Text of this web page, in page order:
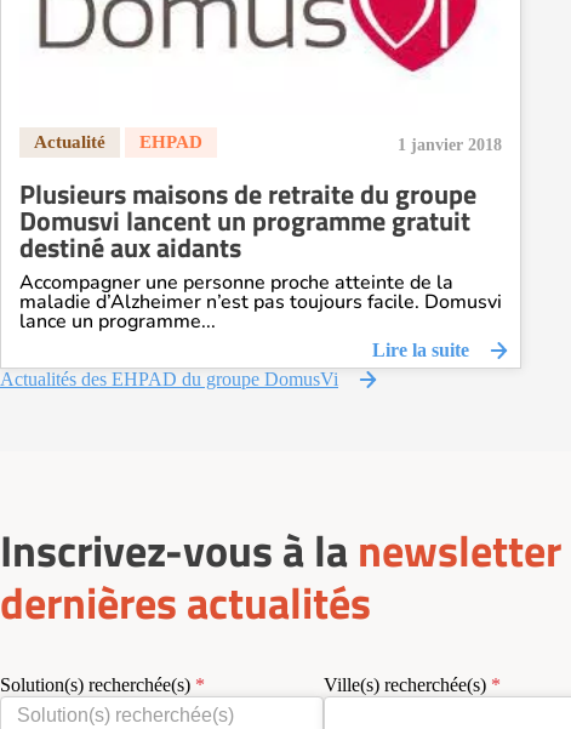
1 janvier 2018
Plusieurs maisons de retraite du groupe
Domusvi lancent un programme gratuit
destiné aux aidants
Accompagner une personne proche atteinte de la
maladie d’Alzheimer n’est pas toujours facile. Domusvi
lance un programme...
Lire la suite
Actualités des EHPAD du groupe DomusVi
Inscrivez-vous à lanewsletter
dernières actualités
Solution(s) recherchée(s) Ville(s) recherchée(s)